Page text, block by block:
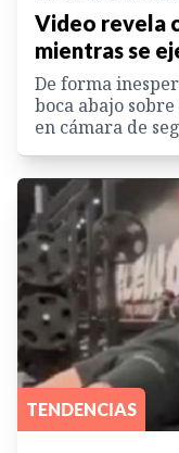
Video revela
mientras se
De forma
boca abajo
en cámara de
TENDENCIAS